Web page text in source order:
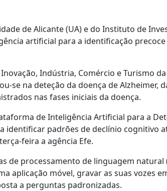
de Alicante (UA) e do Instituto de
artificial para a identificação
Indústria, Comércio e Turismo
se na deteção da doença de Alzheimer,
nas fases iniciais da doença.
de Inteligência Artificial para a
identificar padrões de declínio cognitivo
feira a agência Efe.
de processamento de linguagem
aplicação móvel, gravar as suas vozes
a perguntas padronizadas.